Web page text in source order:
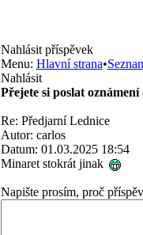
Nahlásit příspěvek
Menu: Hlavní strana•
Nahlásit
Přejete si poslat
Re: Předjarní Lednice
Autor: carlos
Datum: 01.03.2025 18:54
Minaret stokrát jinak
Napište prosím, proč